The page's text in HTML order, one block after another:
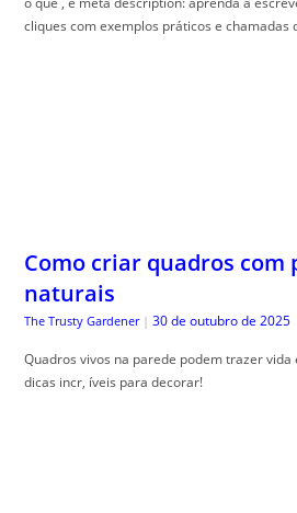
cliques com exemplos práticos e chamadas
Como criar quadros com
naturais
The Trusty Gardener | 30 de outubro de 2025
Quadros vivos na parede podem trazer vida
dicas incr, íveis para decorar!